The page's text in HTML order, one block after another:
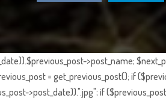
>post_name;
= get_previous_post(); if
>post_date)).".jpg"; if